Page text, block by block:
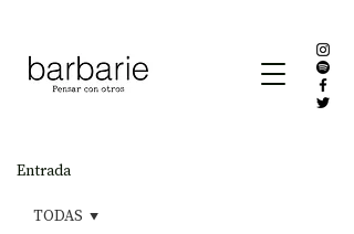
Entrada
TODAS